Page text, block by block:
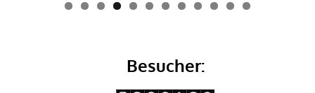
0 1 2
Besucher: